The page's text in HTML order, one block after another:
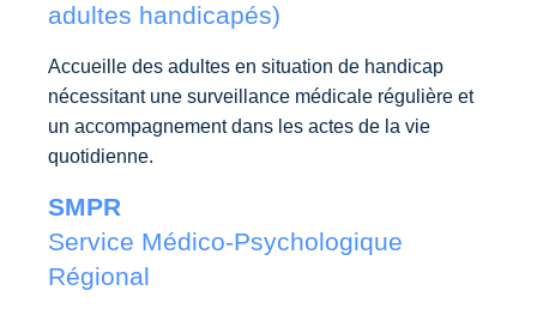
adultes handicapés)
Accueille des adultes en situation de handicap
nécessitant une surveillance médicale régulière et
un accompagnement dans les actes de la vie
quotidienne.
SMPR
Service Médico-Psychologique
Régional